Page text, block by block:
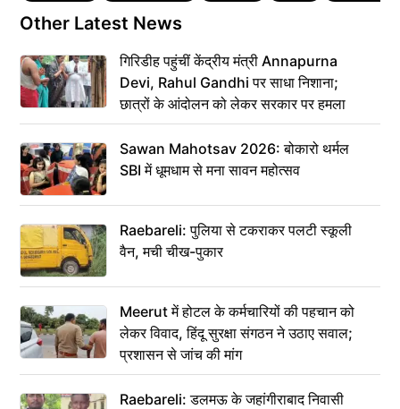
Other Latest News
गिरिडीह पहुंचीं केंद्रीय मंत्री Annapurna
Devi, Rahul Gandhi पर साधा निशाना;
छात्रों के आंदोलन को लेकर सरकार पर हमला
Sawan Mahotsav 2026: बोकारो थर्मल
SBI में धूमधाम से मना सावन महोत्सव
Raebareli: पुलिया से टकराकर पलटी स्कूली
वैन, मची चीख-पुकार
Meerut में होटल के कर्मचारियों की पहचान को
लेकर विवाद, हिंदू सुरक्षा संगठन ने उठाए सवाल;
प्रशासन से जांच की मांग
Raebareli: डलमऊ के जहांगीराबाद निवासी